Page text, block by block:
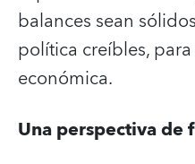
balances sean
política creíbles,
económica.
Una perspectiva de